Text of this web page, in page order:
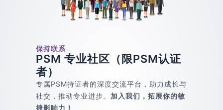
保持联系
PSM 专业社区（限PSM认证
者）
专属PSM持证者的深度交流平台，助力成长与
社交，推动专业进步。 加入我们，拓展你的敏
捷影响力！